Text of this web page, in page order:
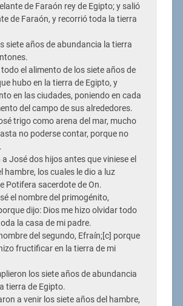
de Faraón rey de Egipto; y salió
de Faraón, y recorrió toda la tierra
siete años de abundancia la tierra
el alimento de los siete años de
hubo en la tierra de Egipto, y
en las ciudades, poniendo en cada
del campo de sus alrededores.
trigo como arena del mar, mucho
no poderse contar, porque no
José dos hijos antes que viniese el
hambre, los cuales le dio a luz
Potifera sacerdote de On.
el nombre del primogénito,
dijo: Dios me hizo olvidar todo
la casa de mi padre.
del segundo, Efraín;[c] porque
fructificar en la tierra de mi
los siete años de abundancia
tierra de Egipto.
a venir los siete años del hambre,